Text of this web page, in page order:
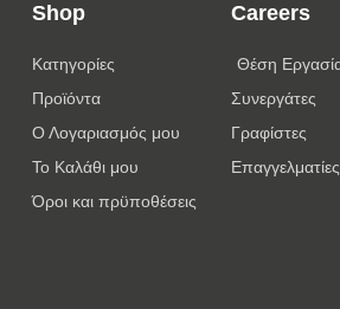
Shop
Κατηγορίες
Προϊόντα
Ο Λογαριασμός μου
Το Καλάθι μου
Όροι και πρϋποθέσεις
Careers
Θέση
Συνεργάτες
Γραφίστες